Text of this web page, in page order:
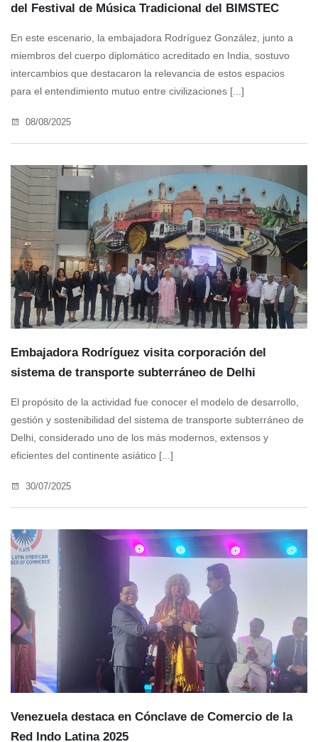
del Festival de Música Tradicional del BIMSTEC
En este escenario, la embajadora Rodríguez González, junto a
miembros del cuerpo diplomático acreditado en India, sostuvo
intercambios que destacaron la relevancia de estos espacios
para el entendimiento mutuo entre civilizaciones [...]
08/08/2025
Embajadora Rodríguez visita corporación del
sistema de transporte subterráneo de Delhi
El propósito de la actividad fue conocer el modelo de desarrollo,
gestión y sostenibilidad del sistema de transporte subterráneo de
Delhi, considerado uno de los más modernos, extensos y
eficientes del continente asiático [...]
30/07/2025
Venezuela destaca en Cónclave de Comercio de la
Red Indo Latina 2025